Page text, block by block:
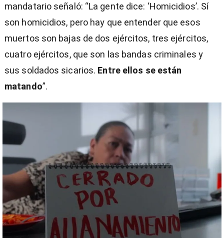
mandatario señaló: “La gente dice: ‘Homicidios’. Sí
son homicidios, pero hay que entender que esos
muertos son bajas de dos ejércitos, tres ejércitos,
cuatro ejércitos, que son las bandas criminales y
sus soldados sicarios. Entre ellos se están
matando”.